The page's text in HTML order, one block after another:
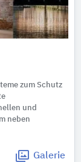
zum Schutz
und
neben
Galerie